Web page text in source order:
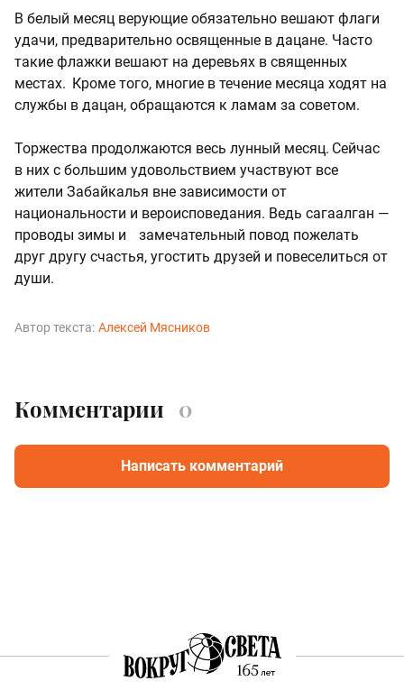
В белый месяц верующие обязательно вешают флаги
удачи, предварительно освященные в дацане. Часто
такие флажки вешают на деревьях в священных
местах. Кроме того, многие в течение месяца ходят на
службы в дацан, обращаются к ламам за советом.
Торжества продолжаются весь лунный месяц. Сейчас
в них с большим удовольствием участвуют все
жители Забайкалья вне зависимости от
национальности и вероисповедания. Ведь сагаалган —
проводы зимы и замечательный повод пожелать
друг другу счастья, угостить друзей и повеселиться от
души.
Автор текста: Алексей Мясников
Комментарии 0
Написать комментарий